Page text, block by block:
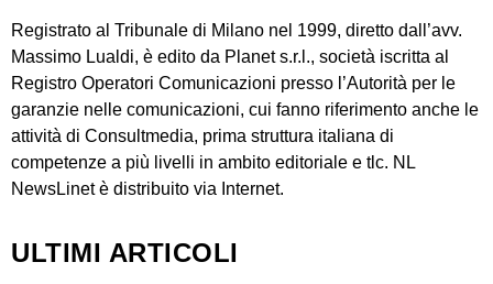
Registrato al Tribunale di Milano nel 1999, diretto dall’avv.
Massimo Lualdi, è edito da Planet s.r.l., società iscritta al
Registro Operatori Comunicazioni presso l’Autorità per le
garanzie nelle comunicazioni, cui fanno riferimento anche le
attività di Consultmedia, prima struttura italiana di
competenze a più livelli in ambito editoriale e tlc. NL
NewsLinet è distribuito via Internet.
ULTIMI ARTICOLI